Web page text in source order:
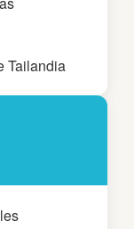
Tailandia